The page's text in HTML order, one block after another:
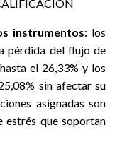
instrumentos: los
pérdida del flujo de
el 26,33% y los
sin afectar su
asignadas son
estrés que soportan